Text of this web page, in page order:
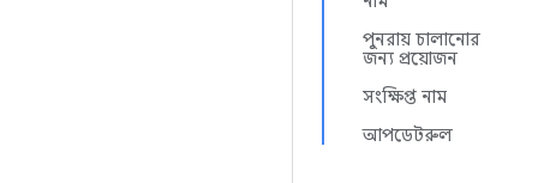
পুনরায় চালানোর
জন্য প্রয়োজন
সংক্ষিপ্ত নাম
আপডেটরুল